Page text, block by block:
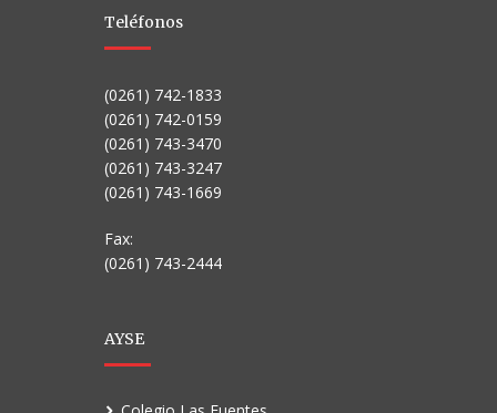
Teléfonos
(0261) 742-1833
(0261) 742-0159
(0261) 743-3470
(0261) 743-3247
(0261) 743-1669
Fax:
(0261) 743-2444
AYSE